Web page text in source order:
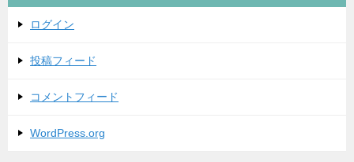
ログイン
投稿フィード
コメントフィード
WordPress.org